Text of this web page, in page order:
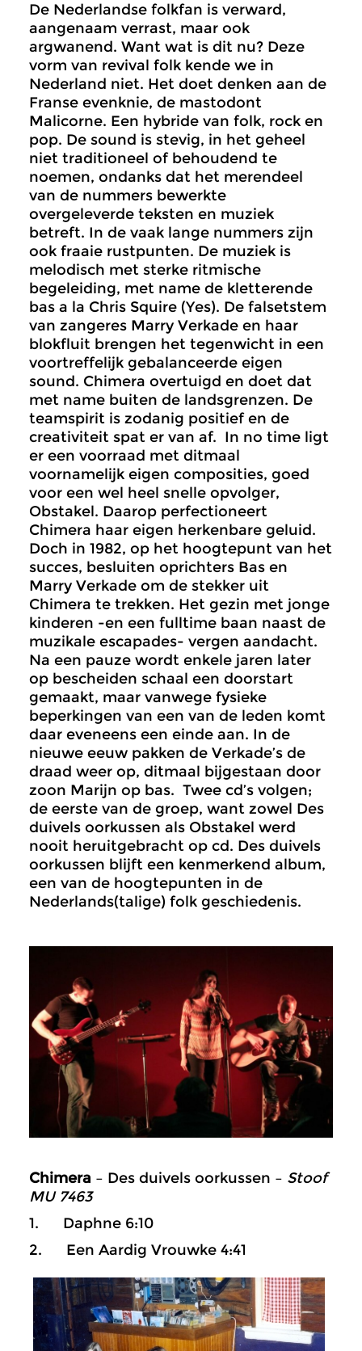
De Nederlandse folkfan is verward,
aangenaam verrast, maar ook
argwanend. Want wat is dit nu? Deze
vorm van revival folk kende we in
Nederland niet. Het doet denken aan de
Franse evenknie, de mastodont
Malicorne. Een hybride van folk, rock en
pop. De sound is stevig, in het geheel
niet traditioneel of behoudend te
noemen, ondanks dat het merendeel
van de nummers bewerkte
overgeleverde teksten en muziek
betreft. In de vaak lange nummers zijn
ook fraaie rustpunten. De muziek is
melodisch met sterke ritmische
begeleiding, met name de kletterende
bas a la Chris Squire (Yes). De falsetstem
van zangeres Marry Verkade en haar
blokfluit brengen het tegenwicht in een
voortreffelijk gebalanceerde eigen
sound. Chimera overtuigd en doet dat
met name buiten de landsgrenzen. De
teamspirit is zodanig positief en de
creativiteit spat er van af. In no time ligt
er een voorraad met ditmaal
voornamelijk eigen composities, goed
voor een wel heel snelle opvolger,
Obstakel. Daarop perfectioneert
Chimera haar eigen herkenbare geluid.
Doch in 1982, op het hoogtepunt van het
succes, besluiten oprichters Bas en
Marry Verkade om de stekker uit
Chimera te trekken. Het gezin met jonge
kinderen -en een fulltime baan naast de
muzikale escapades- vergen aandacht.
Na een pauze wordt enkele jaren later
op bescheiden schaal een doorstart
gemaakt, maar vanwege fysieke
beperkingen van een van de leden komt
daar eveneens een einde aan. In de
nieuwe eeuw pakken de Verkade’s de
draad weer op, ditmaal bijgestaan door
zoon Marijn op bas. Twee cd’s volgen;
de eerste van de groep, want zowel Des
duivels oorkussen als Obstakel werd
nooit heruitgebracht op cd. Des duivels
oorkussen blijft een kenmerkend album,
een van de hoogtepunten in de
Nederlands(talige) folk geschiedenis.
Chimera – Des duivels oorkussen – Stoof
MU 7463
1. Daphne 6:10
2. Een Aardig Vrouwke 4:41